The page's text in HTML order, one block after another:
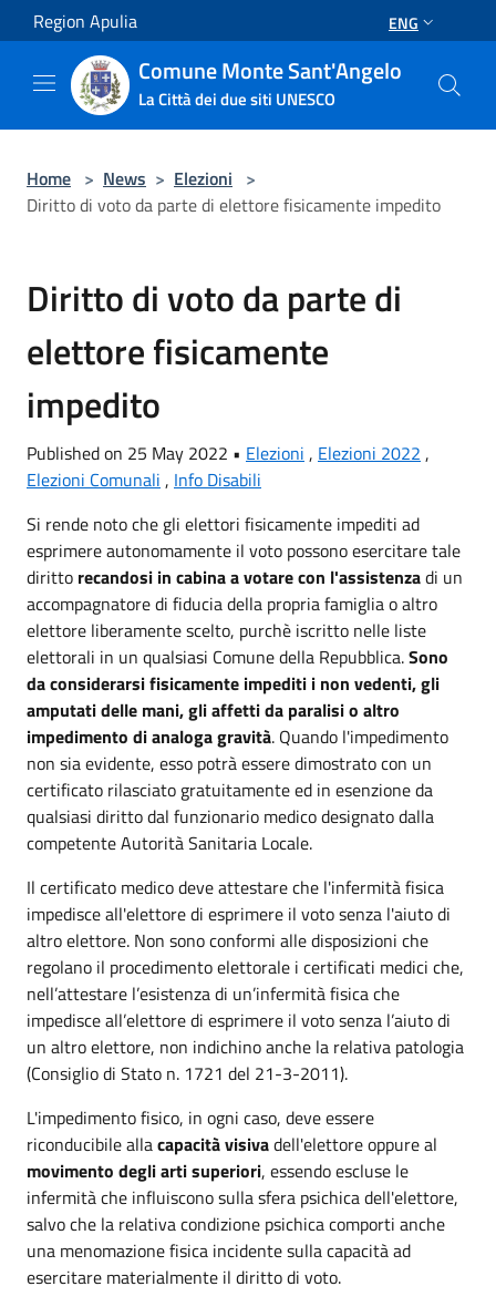
Salta al contenuto principale
Region Apulia ENG
Comune Monte Sant'Angelo
La Città dei due siti UNESCO
Home > News > Elezioni >
Diritto di voto da parte di elettore fisicamente impedito
Diritto di voto da parte di
elettore fisicamente
impedito
Published on 25 May 2022 • Elezioni , Elezioni 2022 ,
Elezioni Comunali , Info Disabili
Si rende noto che gli elettori fisicamente impediti ad
esprimere autonomamente il voto possono esercitare tale
diritto recandosi in cabina a votare con l'assistenzadi un
accompagnatore di fiducia della propria famiglia o altro
elettore liberamente scelto, purchè iscritto nelle liste
elettorali in un qualsiasi Comune della Repubblica.Sono
da considerarsi fisicamente impediti i non vedenti, gli
amputati delle mani, gli affetti da paralisi o altro
impedimento di analoga gravità. Quando l'impedimento
non sia evidente, esso potrà essere dimostrato con un
certificato rilasciato gratuitamente ed in esenzione da
qualsiasi diritto dal funzionario medico designato dalla
competente Autorità Sanitaria Locale.
Il certificato medico deve attestare che l'infermità fisica
impedisce all'elettore di esprimere il voto senza l'aiuto di
altro elettore. Non sono conformi alle disposizioni che
regolano il procedimento elettorale i certificati medici che,
nell’attestare l’esistenza di un’infermità fisica che
impedisce all’elettore di esprimere il voto senza l’aiuto di
un altro elettore, non indichino anche la relativa patologia
(Consiglio di Stato n. 1721 del 21-3-2011).
L'impedimento fisico, in ogni caso, deve essere
riconducibile allacapacità visivadell'elettore oppure al
movimento degli arti superiori, essendo escluse le
infermità che influiscono sulla sfera psichica dell'elettore,
salvo che la relativa condizione psichica comporti anche
una menomazione fisica incidente sulla capacità ad
esercitare materialmente il diritto di voto.